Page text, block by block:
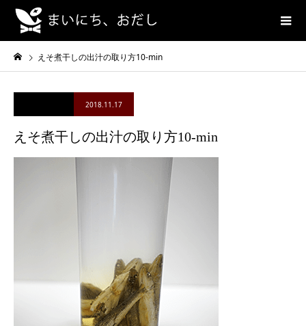
えそ煮干しの出汁の取り方10-min
2018.11.17
えそ煮干しの出汁の取り方10-min